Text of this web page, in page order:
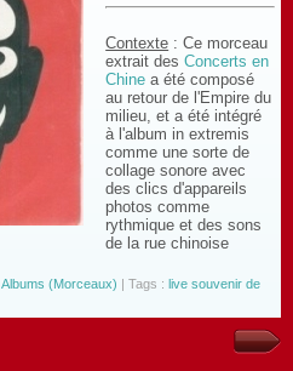
Contexte : Ce morceau
extrait desConcerts en
Chinea été composé
au retour de l'Empire du
milieu, et a été intégré
à l'album in extremis
comme une sorte de
collage sonore avec
des clics d'appareils
photos comme
rythmique et des sons
de la rue chinoise
Albums (Morceaux) | Tags : live souvenir de